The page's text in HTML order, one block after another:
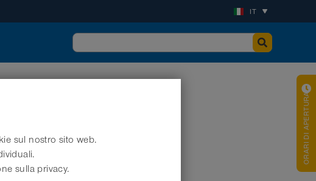
IT
<10⁶ Ω ORARI DI APERTURA
sul nostro sito web.
sulla privacy.